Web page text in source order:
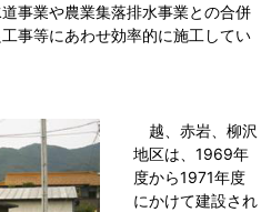
事業や農業集落排水事業との合併
事等にあわせ効率的に施工してい
越、赤岩、柳沢
地区は、1969年
度から1971年度
にかけて建設され